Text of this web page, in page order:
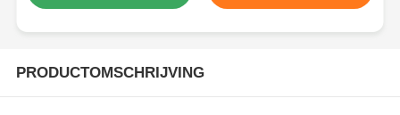
PRODUCTOMSCHRIJVING